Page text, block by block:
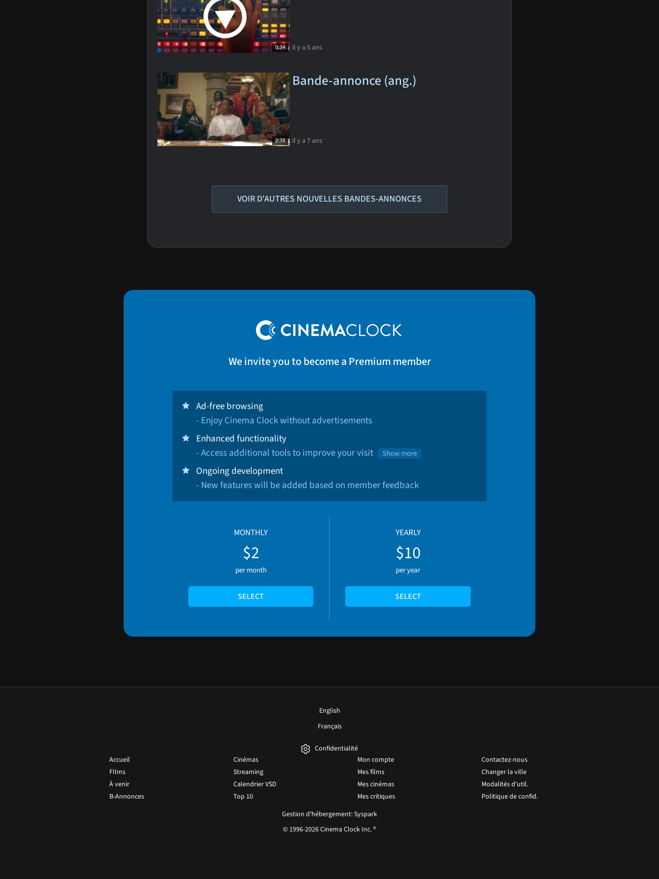
0:34 il y a 5 ans
2:38
Bande-annonce (ang.)
il y a 7 ans
VOIR D'AUTRES NOUVELLES BANDES-ANNONCES
We invite you to become a Premium member
Ad-free browsing
- Enjoy Cinema Clock without advertisements
Enhanced functionality
- Access additional tools to improve your visit
Show more
Ongoing development
- New features will be added based on member feedback
MONTHLY
$2
per month
SELECT
YEARLY
$10
per year
SELECT
English
Français
Confidentialité
Accueil
FIlms
À venir
B-Annonces
Cinémas
Streaming
Calendrier VSD
Top 10
Mon compte
Mes films
Mes cinémas
Mes critiques
Contactez-nous
Changer la ville
Modalités d'util.
Politique de confid.
Gestion d'hébergement: Syspark
© 1996-2026 Cinema Clock Inc. ®